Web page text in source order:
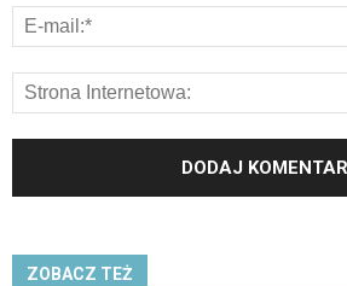
ZOBACZ TEŻ